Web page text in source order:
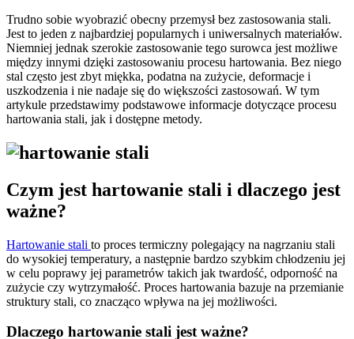
Trudno sobie wyobrazić obecny przemysł bez zastosowania stali.
Jest to jeden z najbardziej popularnych i uniwersalnych materiałów.
Niemniej jednak szerokie zastosowanie tego surowca jest możliwe
między innymi dzięki zastosowaniu procesu hartowania. Bez niego
stal często jest zbyt miękka, podatna na zużycie, deformacje i
uszkodzenia i nie nadaje się do większości zastosowań. W tym
artykule przedstawimy podstawowe informacje dotyczące procesu
hartowania stali, jak i dostępne metody.
Czym jest hartowanie stali i dlaczego jest
ważne?
Hartowanie stali to proces termiczny polegający na nagrzaniu stali
do wysokiej temperatury, a następnie bardzo szybkim chłodzeniu jej
w celu poprawy jej parametrów takich jak twardość, odporność na
zużycie czy wytrzymałość. Proces hartowania bazuje na przemianie
struktury stali, co znacząco wpływa na jej możliwości.
Dlaczego hartowanie stali jest ważne?